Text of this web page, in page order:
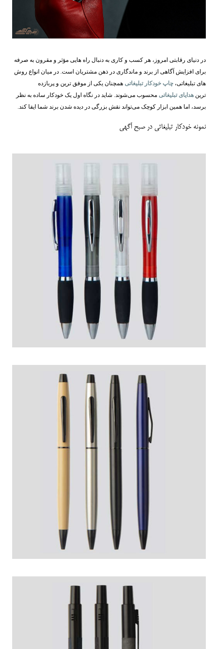
در دنیای رقابتی امروز، هر کسب ‌و کاری به دنبال راه ‌هایی مؤثر و مقرون ‌به ‌صرفه
برای افزایش آگاهی از برند و ماندگاری در ذهن مشتریان است. در میان انواع روش
‌های تبلیغاتی، چاپ خودکار تبلیغاتی همچنان یکی از موفق ‌ترین و پربازده
‌ترین هدایای تبلیغاتی محسوب می‌شوند. شاید در نگاه اول یک خودکار ساده به نظر
برسد، اما همین ابزار کوچک می‌تواند نقش بزرگی در دیده‌ شدن برند شما ایفا کند.
نمونه خودکار تبلیغاتی در صبح آگهی